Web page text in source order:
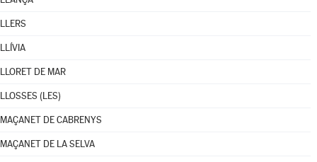
LLERS
LLÍVIA
LLORET DE MAR
LLOSSES (LES)
MAÇANET DE CABRENYS
MAÇANET DE LA SELVA